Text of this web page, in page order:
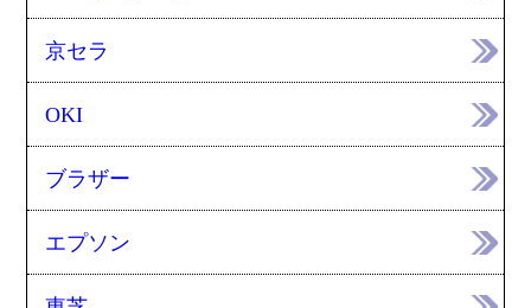
京セラ
OKI
ブラザー
エプソン